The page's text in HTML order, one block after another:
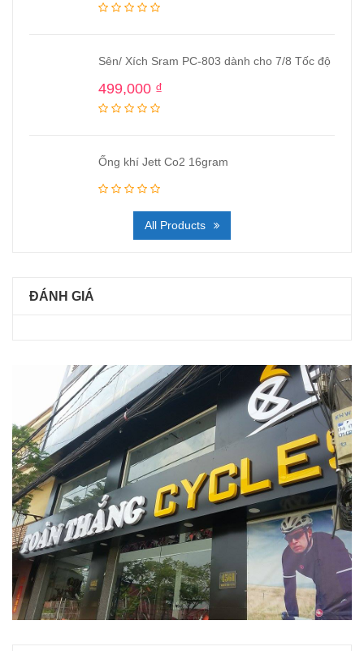
Sên/ Xích Sram PC-803 dành cho 7/8 Tốc độ
499,000 ₫
Ống khí Jett Co2 16gram
All Products
ĐÁNH GIÁ